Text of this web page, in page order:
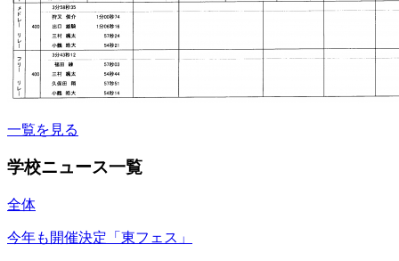
一覧を見る
学校ニュース一覧
全体
今年も開催決定「東フェス」